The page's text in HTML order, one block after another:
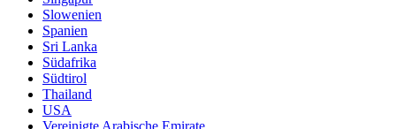
Slowenien
Spanien
Sri Lanka
Südafrika
Südtirol
Thailand
USA
Vereinigte Arabische Emirate